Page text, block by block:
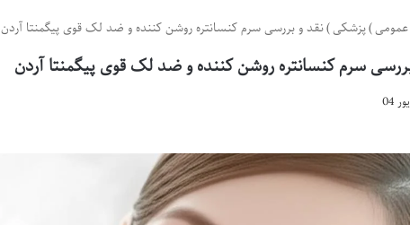
عمومی)پزشکی)نقد و بررسی سرم کنسانتره روشن کننده و ضد لک قوی پیگمنتا آردن
سرم کنسانتره روشن کننده و ضد لک قوی پیگمنتا آردن